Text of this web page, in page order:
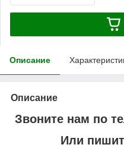
Описание
Описание
Звоните нам по
Или